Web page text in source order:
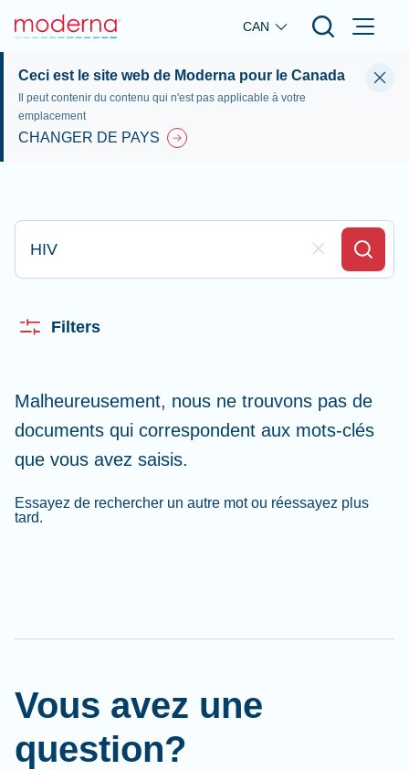
Skip to main content
CAN
Ceci est le site web de Moderna pour le Canada
Il peut contenir du contenu qui n'est pas applicable à votre
emplacement
CHANGER DE PAYS
Saisissez votre recherche ici
Clear Field
Search
Filters
Malheureusement, nous ne trouvons pas de
documents qui correspondent aux mots-clés
que vous avez saisis.
Essayez de rechercher un autre mot ou réessayez plus
tard.
Vous avez une
question?